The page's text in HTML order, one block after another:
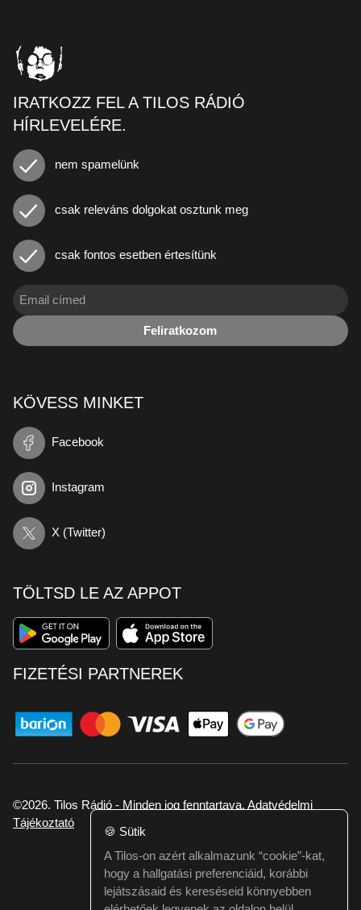
IRATKOZZ FEL A TILOS RÁDIÓ
HÍRLEVELÉRE.
nem spamelünk
csak releváns dolgokat osztunk meg
csak fontos esetben értesítünk
Feliratkozom
KÖVESS MINKET
Facebook
Instagram
X (Twitter)
TÖLTSD LE AZ APPOT
FIZETÉSI PARTNEREK
©2026. Tilos Rádió - Minden jog fenntartava. Adatvédelmi
Tájékoztató
Ha hibát találtál vagy kérdésed van itt jelezd:
webmester@tilos.hu
🍪 Sütik
A Tilos-on azért alkalmazunk “cookie”-kat,
hogy a hallgatási preferenciáid, korábbi
lejátszásaid és kereséseid könnyebben